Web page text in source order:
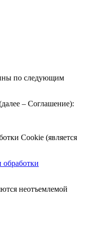
по следующим
– Соглашение):
Cookie (является
неотъемлемой